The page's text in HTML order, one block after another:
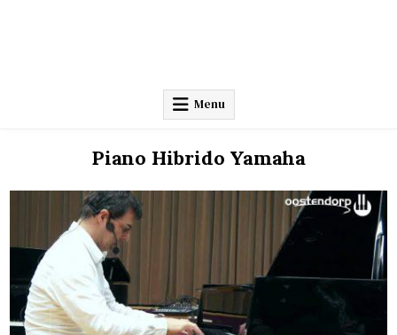
Menu
Piano Hibrido Yamaha